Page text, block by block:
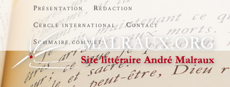
Présentation
Rédaction
Cercle international
Contact
Sommaire complet